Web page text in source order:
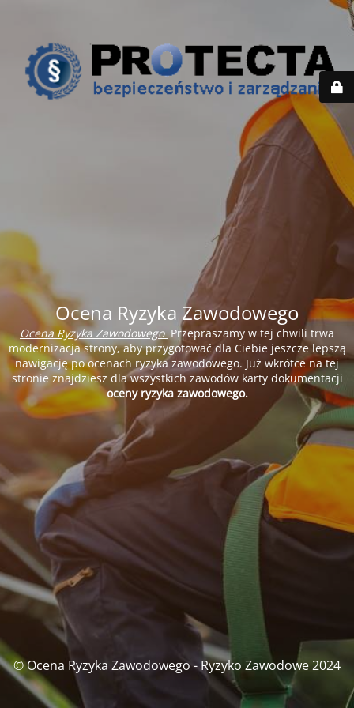
Ocena Ryzyka Zawodowego
Ocena Ryzyka ZawodowegoPrzepraszamy w tej chwili trwa
modernizacja strony, aby przygotować dla Ciebie jeszcze lepszą
nawigację po ocenach ryzyka zawodowego. Już wkrótce na tej
stronie znajdziesz dla wszystkich zawodów karty dokumentacji
oceny ryzyka zawodowego.
© Ocena Ryzyka Zawodowego - Ryzyko Zawodowe 2024